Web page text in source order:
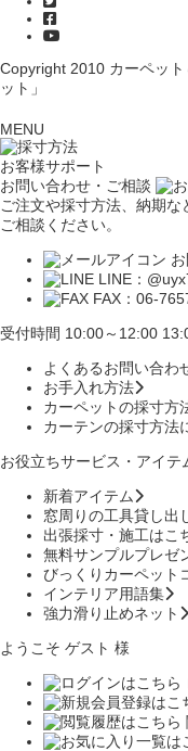
Copyright 2010 カーペッ
ット」
MENU
お客様サポート
お問い合わせ・ご相談
ご注文や採寸方法、納期
ご相談ください。
LINE：
FAX：06-
受付時間 10:00～12:00
よくあるお問い合わ
お手入れ方法
カーペットの採寸方
カーテンの採寸方法
お役立ちサービス・アイテ
新着アイテム
窓周りの工具貸し出
出張採寸・施工はこ
無料サンプルプレゼ
びっくりカーペット
インテリア用語集
強力滑り止めネット
ようこそ ゲスト 様